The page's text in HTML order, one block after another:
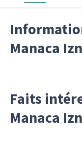
Manaca
Faits
Manaca